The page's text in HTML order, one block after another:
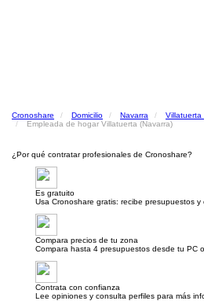
Cronoshare Domicilio Navarra Villatuerta
Empleada de hogar Villatuerta (Navarra)
¿Por qué contratar profesionales de Cronoshare?
Es gratuito
Usa Cronoshare gratis: recibe presupuestos
Compara precios de tu zona
Compara hasta 4 presupuestos desde tu PC
Contrata con confianza
Lee opiniones y consulta perfiles para más